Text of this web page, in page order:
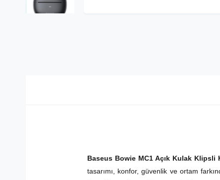
Baseus Bowie MC1 Açık Kulak Klipsli
tasarımı, konfor, güvenlik ve ortam